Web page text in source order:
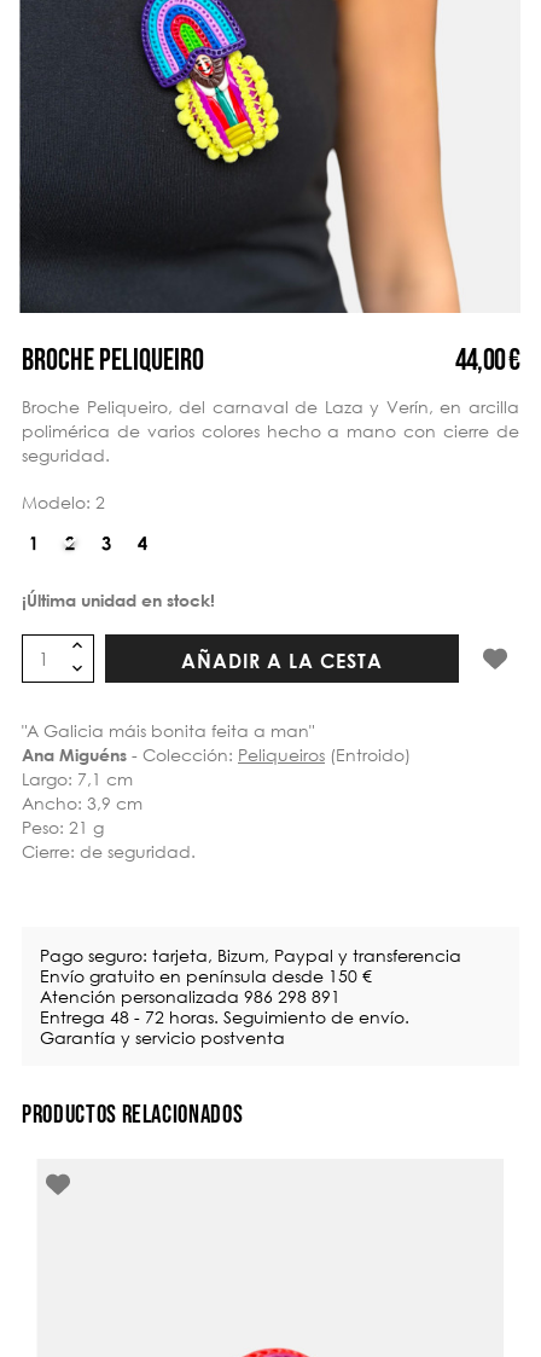
BROCHE PELIQUEIRO 44,00 €
Broche Peliqueiro, del carnaval de Laza y Verín, en arcilla
polimérica de varios colores hecho a mano con cierre de
seguridad.
Modelo: 2
¡Última unidad en stock!
AÑADIR A LA CESTA
"A Galicia máis bonita feita a man"
Ana Miguéns - Colección: Peliqueiros (Entroido)
Largo: 7,1 cm
Ancho: 3,9 cm
Peso: 21 g
Cierre: de seguridad.
Pago seguro: tarjeta, Bizum, Paypal y transferencia
Envío gratuito en península desde 150 €
Atención personalizada 986 298 891
Entrega 48 - 72 horas. Seguimiento de envío.
Garantía y servicio postventa
PRODUCTOS RELACIONADOS